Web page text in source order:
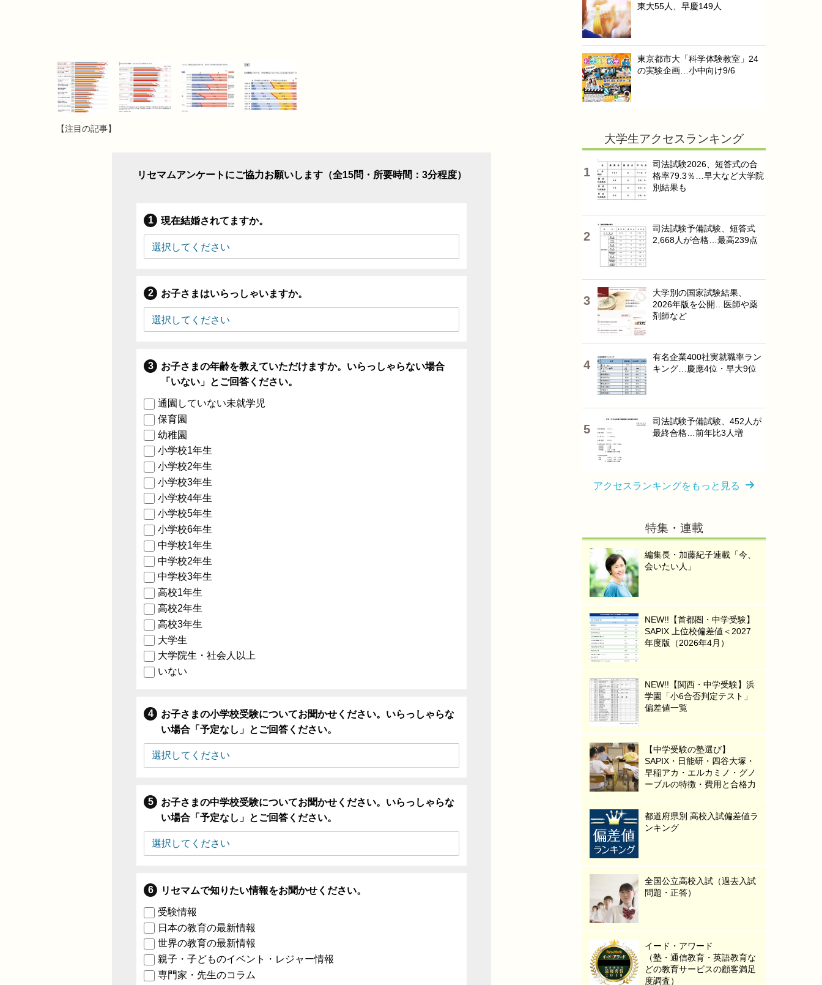
【注目の記事】
リセマムアンケートにご協力お願いします（全15問・所要時間：3分程度）
現在結婚されてますか。
お子さまはいらっしゃいますか。
お子さまの年齢を教えていただけますか。いらっしゃらない場合
「いない」とご回答ください。
通園していない未就学児
保育園
幼稚園
小学校1年生
小学校2年生
小学校3年生
小学校4年生
小学校5年生
小学校6年生
中学校1年生
中学校2年生
中学校3年生
高校1年生
高校2年生
高校3年生
大学生
大学院生・社会人以上
いない
お子さまの小学校受験についてお聞かせください。いらっしゃらな
い場合「予定なし」とご回答ください。
お子さまの中学校受験についてお聞かせください。いらっしゃらな
い場合「予定なし」とご回答ください。
リセマムで知りたい情報をお聞かせください。
受験情報
日本の教育の最新情報
世界の教育の最新情報
親子・子どものイベント・レジャー情報
専門家・先生のコラム
東大55人、早慶149人
東京都市大「科学体験教室」24
の実験企画…小中向け9/6
大学生アクセスランキング
司法試験2026、短答式の合
格率79.3％…早大など大学院
別結果も
司法試験予備試験、短答式
2,668人が合格…最高239点
大学別の国家試験結果、
2026年版を公開…医師や薬
剤師など
有名企業400社実就職率ラン
キング…慶應4位・早大9位
司法試験予備試験、452人が
最終合格…前年比3人増
アクセスランキングをもっと見る
特集・連載
編集長・加藤紀子連載「今、
会いたい人」
NEW!!【首都圏・中学受験】
SAPIX 上位校偏差値＜2027
年度版（2026年4月）
NEW!!【関西・中学受験】浜
学園「小6合否判定テスト」
偏差値一覧
【中学受験の塾選び】
SAPIX・日能研・四谷大塚・
早稲アカ・エルカミノ・グノ
ーブルの特徴・費用と合格力
都道府県別 高校入試偏差値ラ
ンキング
全国公立高校入試（過去入試
問題・正答）
イード・アワード
（塾・通信教育・英語教育な
どの教育サービスの顧客満足
度調査）